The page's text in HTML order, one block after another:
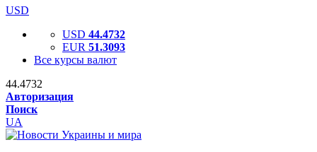
USD
USD 44.4732
EUR 51.3093
Все курсы валют
44.4732
Авторизация
Поиск
UA